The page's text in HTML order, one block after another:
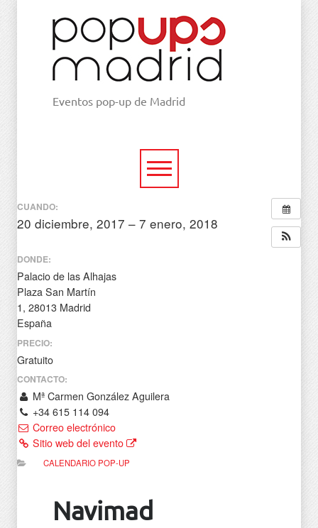
Eventos pop-up de Madrid
CUANDO:
20 diciembre, 2017 – 7 enero, 2018
DONDE:
Palacio de las Alhajas
Plaza San Martín
1, 28013 Madrid
España
PRECIO:
Gratuito
CONTACTO:
Mª Carmen González Aguilera
+34 615 114 094
Correo electrónico
Sitio web del evento
CALENDARIO POP-UP
Navimad